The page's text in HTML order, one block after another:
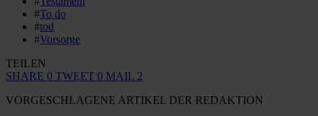
#To do
#tod
#Vorsorge
TEILEN
SHARE 0 TWEET 0 MAIL 2
VORGESCHLAGENE ARTIKEL DER REDAKTION